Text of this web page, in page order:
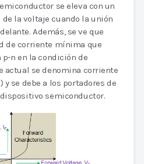
se eleva con un
la voltaje cuando la unión
Además, se ve que
de corriente mínima que
n en la condición de
actual se denomina corriente
y se debe a los portadores de
semiconductor.